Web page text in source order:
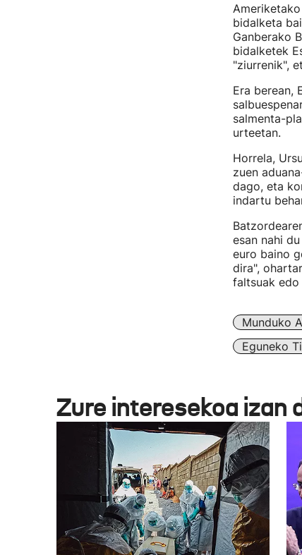
bidalketa
Ganberako
bidalketek
"ziurrenik",
Era berean,
salmenta-
urteetan.
Horrela,
zuen
dago, eta
indartu
esan nahi
euro baino
dira",
faltsuak
Munduko
Eguneko
Zure interesekoa izan